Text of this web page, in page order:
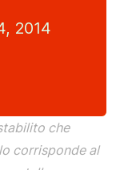
2014
che
corrisponde al